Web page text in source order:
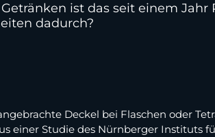
ist das seit einem Jahr
dadurch?
Deckel bei Flaschen oder
einer Studie des Nürnberger Instituts